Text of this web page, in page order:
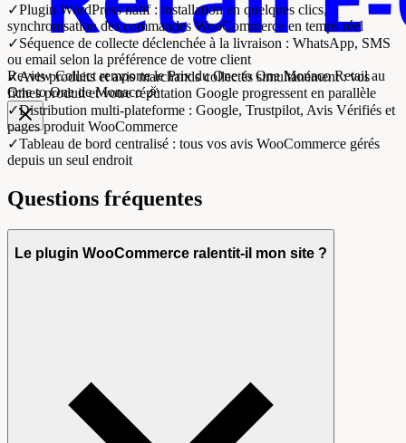
Review Collect remporte le Prix du One to One Monaco Retail au
One to One de Monaco 🎉
✓Plugin WordPress natif : installation en quelques clics,
synchronisation des commandes WooCommerce en temps réel
✓Séquence de collecte déclenchée à la livraison : WhatsApp, SMS
ou email selon la préférence de votre client
✓Avis produits et avis marchands collectés simultanément : vos
fiches produit et votre réputation Google progressent en parallèle
✓Distribution multi-plateforme : Google, Trustpilot, Avis Vérifiés et
pages produit WooCommerce
✓Tableau de bord centralisé : tous vos avis WooCommerce gérés
depuis un seul endroit
Questions fréquentes
Le plugin WooCommerce ralentit-il mon site ?